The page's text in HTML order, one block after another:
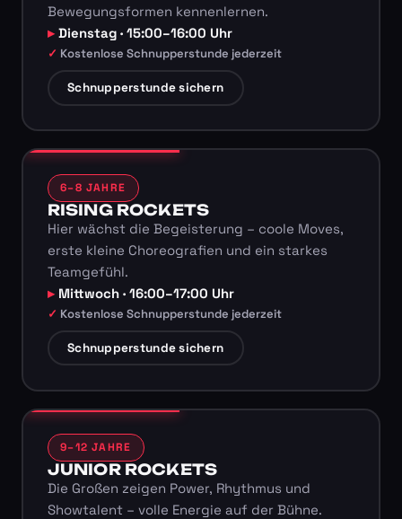
Bewegungsformen kennenlernen.
Dienstag · 15:00–16:00 Uhr
Kostenlose Schnupperstunde jederzeit
Schnupperstunde sichern
6–8 JAHRE
RISING ROCKETS
Hier wächst die Begeisterung – coole Moves,
erste kleine Choreografien und ein starkes
Teamgefühl.
Mittwoch · 16:00–17:00 Uhr
Kostenlose Schnupperstunde jederzeit
Schnupperstunde sichern
9–12 JAHRE
JUNIOR ROCKETS
Die Großen zeigen Power, Rhythmus und
Showtalent – volle Energie auf der Bühne.